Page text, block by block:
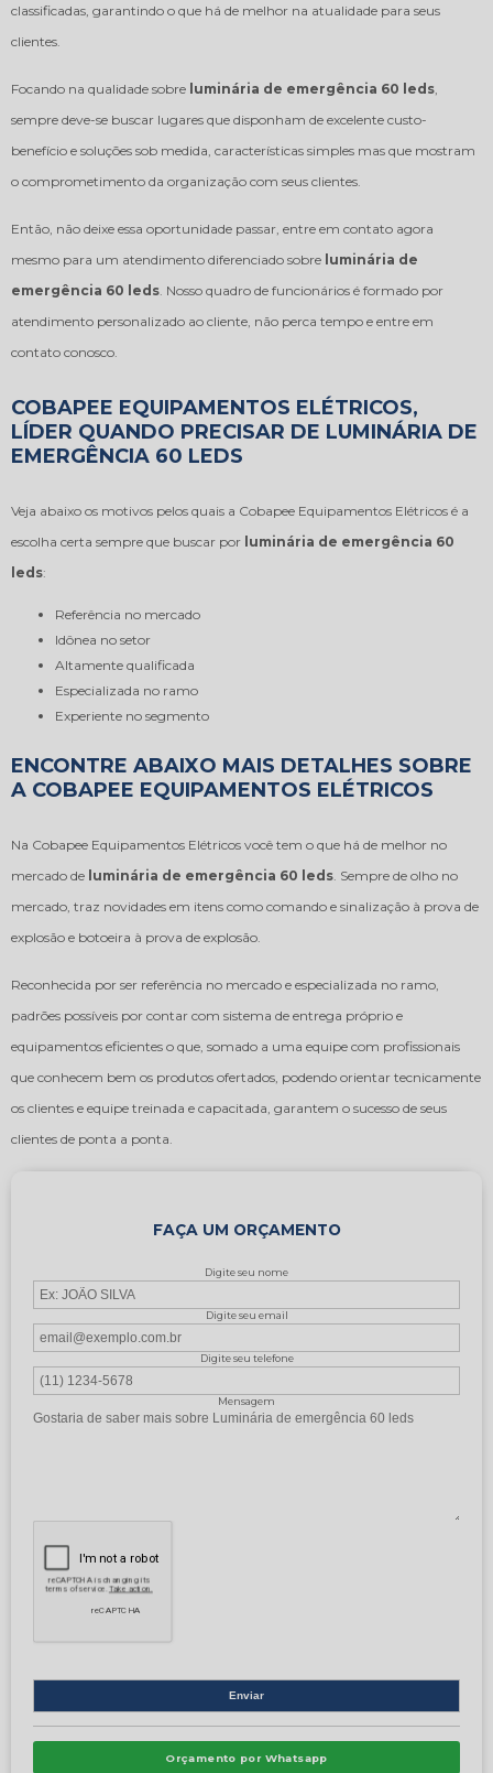
classificadas, garantindo o que há de melhor na atualidade para seus
clientes.
Focando na qualidade sobre luminária de emergência 60 leds
sempre deve-se buscar lugares que disponham de excelente custo-
benefício e soluções sob medida, características simples mas que mostram
o comprometimento da organização com seus clientes.
Então, não deixe essa oportunidade passar, entre em contato agora
mesmo para um atendimento diferenciado sobre luminária de
emergência 60 leds . Nosso quadro de funcionários é formado por
atendimento personalizado ao cliente, não perca tempo e entre em
contato conosco.
COBAPEE EQUIPAMENTOS ELÉTRICOS,
LÍDER QUANDO PRECISAR DE LUMINÁRIA DE
EMERGÊNCIA 60 LEDS
Veja abaixo os motivos pelos quais a Cobapee Equipamentos Elétricos é a
escolha certa sempre que buscar por luminária de emergência 60
leds:
referência no mercado
idônea no setor
altamente qualificada
especializada no ramo
experiente no segmento
ENCONTRE ABAIXO MAIS DETALHES SOBRE
A COBAPEE EQUIPAMENTOS ELÉTRICOS
Na Cobapee Equipamentos Elétricos você tem o que há de melhor no
mercado de luminária de emergência 60 leds . Sempre de olho no
mercado, traz novidades em itens como comando e sinalização à prova de
explosão e botoeira à prova de explosão.
Reconhecida por ser referência no mercado e especializada no ramo,
padrões possíveis por contar com sistema de entrega próprio e
equipamentos eficientes o que, somado a uma equipe com profissionais
que conhecem bem os produtos ofertados, podendo orientar tecnicamente
os clientes e equipe treinada e capacitada, garantem o sucesso de seus
clientes de ponta a ponta.
FAÇA UM ORÇAMENTO
Digite seu nome
Digite seu email
Digite seu telefone
Mensagem
Orçamento por Whatsapp